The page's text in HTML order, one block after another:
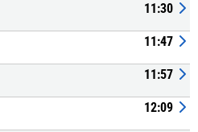
11:30
11:47
11:57
12:09